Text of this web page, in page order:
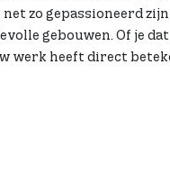
net zo gepassioneerd
gebouwen. Of je
werk heeft direct